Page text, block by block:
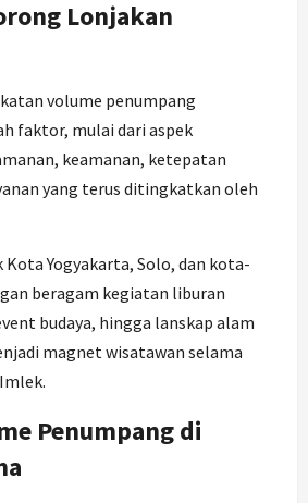
Lonjakan
volume penumpang
faktor, mulai dari aspek
keamanan, ketepatan
yang terus ditingkatkan oleh
Yogyakarta, Solo, dan kota-
beragam kegiatan liburan
budaya, hingga lanskap alam
magnet wisatawan selama
Penumpang di